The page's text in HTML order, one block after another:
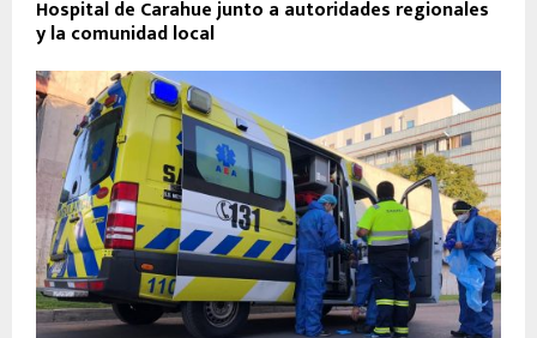
Hospital de Carahue junto a autoridades regionales
y la comunidad local